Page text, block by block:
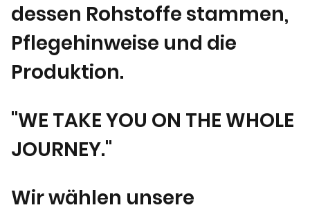
"WE TAKE YOU ON THE WHOLE
JOURNEY."
dessen Rohstoffe stammen,
Pflegehinweise und die
Produktion.
Wir wählen unsere